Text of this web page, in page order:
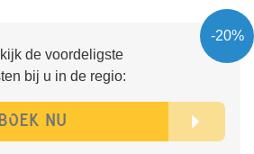
-20%
de voordeligste
bij u in de regio: